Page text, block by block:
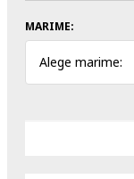
MARIME:
Alege marime: